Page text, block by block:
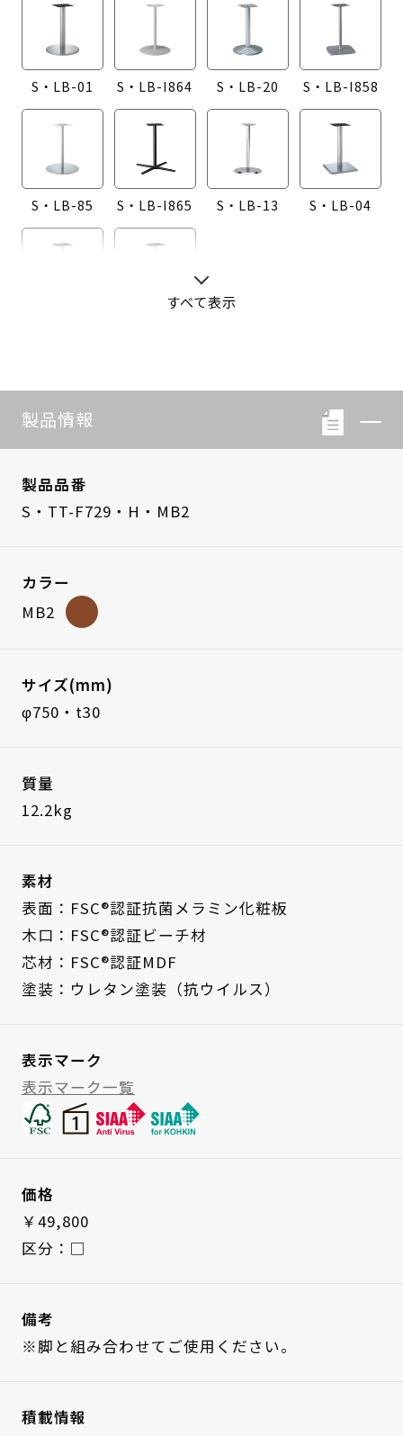
S・LB-01 S・LB-I864 S・LB-20 S・LB-I858
S・LB-85 S・LB-I865 S・LB-13 S・LB-04
すべて表示
製品情報
製品品番
S・TT-F729・H・MB2
カラー
MB2
サイズ(mm)
φ750・t30
質量
12.2kg
素材
表面：FSC®認証抗菌メラミン化粧板
木口：FSC®認証ビーチ材
芯材：FSC®認証MDF
塗装：ウレタン塗装（抗ウイルス）
表示マーク
表示マーク一覧
価格
￥49,800
区分：□
備考
※脚と組み合わせてご使用ください。
積載情報